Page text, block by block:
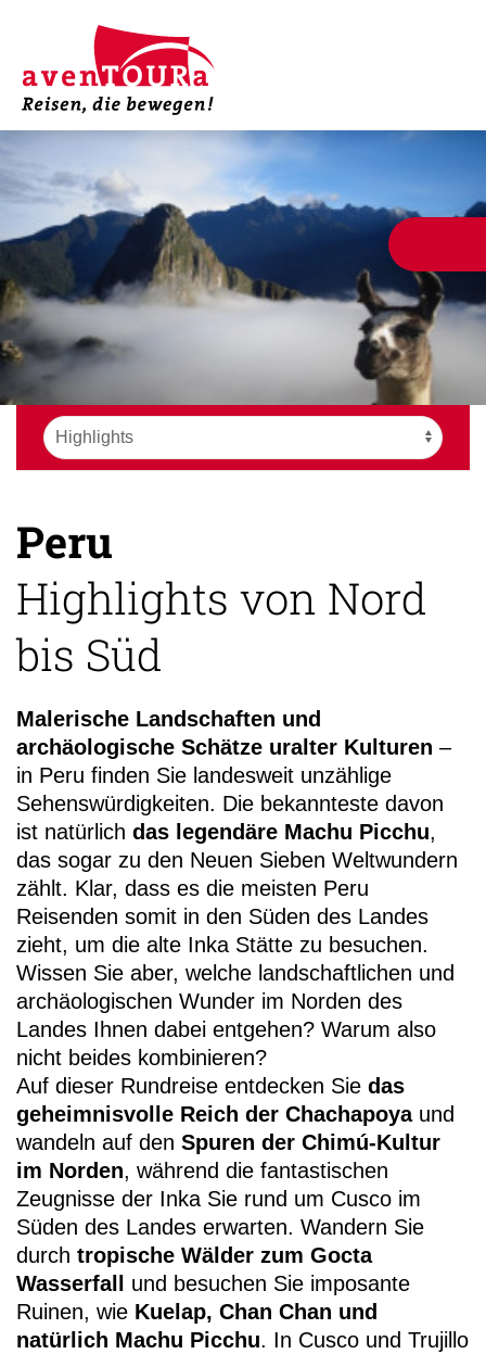
Peru
Highlights von Nord
bis Süd
Malerische Landschaften und
archäologische Schätze uralter Kulturen –
in Peru finden Sie landesweit unzählige
Sehenswürdigkeiten. Die bekannteste davon
ist natürlich das legendäre Machu Picchu,
das sogar zu den Neuen Sieben Weltwundern
zählt. Klar, dass es die meisten Peru
Reisenden somit in den Süden des Landes
zieht, um die alte Inka Stätte zu besuchen.
Wissen Sie aber, welche landschaftlichen und
archäologischen Wunder im Norden des
Landes Ihnen dabei entgehen? Warum also
nicht beides kombinieren?
Auf dieser Rundreise entdecken Sie das
geheimnisvolle Reich der Chachapoyaund
wandeln auf den Spuren der Chimú-Kultur
im Norden, während die fantastischen
Zeugnisse der Inka Sie rund um Cusco im
Süden des Landes erwarten. Wandern Sie
durch tropische Wälder zum Gocta
Wasserfall und besuchen Sie imposante
Ruinen, wie Kuelap, Chan Chan und
natürlich Machu Picchu. In Cusco und Trujillo